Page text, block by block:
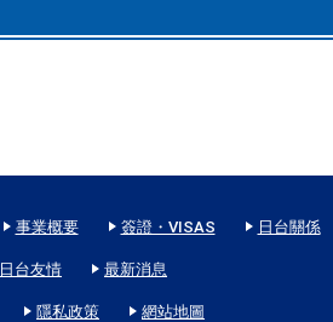
事業概要 簽證・VISAS 日台關係
日台友情 最新消息
隱私政策 網站地圖